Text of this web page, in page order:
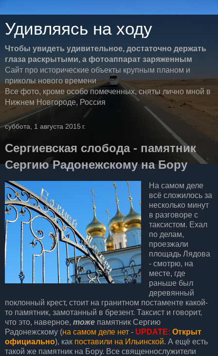
Удивляясь на ходу
Чтобы увидеть удивительное, достаточно держать
глаза раскрытыми, а фотоаппарат заряженным
Сайт про исторические объекты крупным планом и
приколы нового времени
Все фото, кроме особо помеченных, сняты лично мной в
Нижнем Новгороде, Россия
суббота, 1 августа 2015 г.
Сергиевская слобода - памятник
Сергию Радонежскому на Бору
На самом деле
всё сложилось за
несколько минут
в разговоре с
таксистом. Ехал
по делам,
проезжали
площадь Лядова
- смотрю, на
месте, где
раньше был
деревянный
поклонный крест, стоит на гранитном постаменте какой-
то памятник, замотанный в брезент. Таксист и говорит,
что это, наверное, тоже памятник Сергию
Радонежскому (на самом деле нет - UPDATE: Открыт
официально), как поставили на Ильинской. А ещё есть
такой же памятник на Бору. Все священнослужители